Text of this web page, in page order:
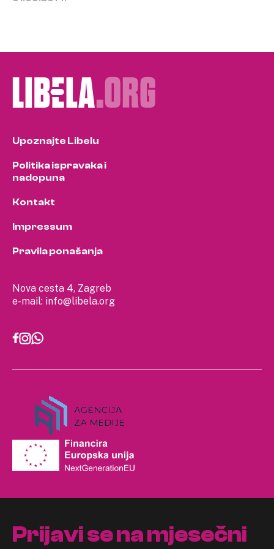
Nova cesta 4, Zagreb
e-mail: info@libela.org
Upoznajte Libelu
Politika ispravaka i
nadopuna
Kontakt
Impressum
Pravila ponašanja
Prijavi se na mjesečni